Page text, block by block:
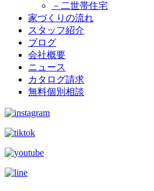
－二世帯住宅
家づくりの流れ
スタッフ紹介
ブログ
会社概要
ニュース
カタログ請求
無料個別相談